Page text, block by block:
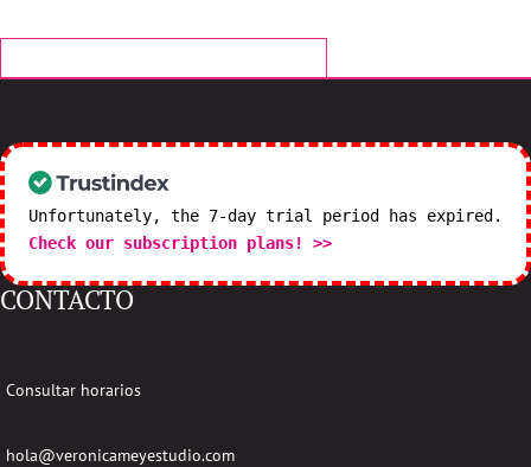
Unfortunately, the 7-day trial period has expired.
Check our subscription plans! >>
CONTACTO
Consultar horarios
hola@veronicameyestudio.com